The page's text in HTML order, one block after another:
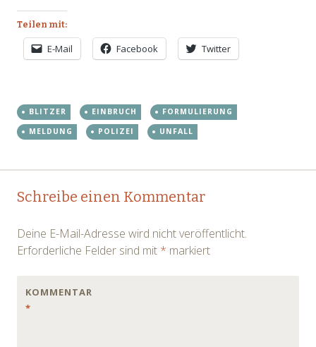
Teilen mit:
E-Mail Facebook Twitter
BLITZER EINBRUCH
FORMULIERUNG
MELDUNG
POLIZEI UNFALL
Post
Schreibe einen Kommentar
Deine E-Mail-Adresse wird nicht veröffentlicht.
Erforderliche Felder sind mit * markiert
KOMMENTAR
*